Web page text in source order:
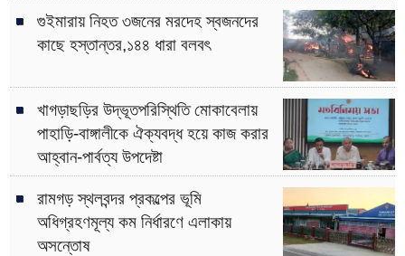
গুইমারায় নিহত ৩জনের মরদেহ স্বজনদের
কাছে হস্তান্তর,১৪৪ ধারা বলবৎ
খাগড়াছড়ির উদ্ভূতপরিস্থিতি মোকাবেলায়
পাহাড়ি-বাঙ্গালীকে ঐক্যবদ্ধ হয়ে কাজ করার
আহ্বান-পার্বত্য উপদেষ্টা
রামগড় স্থলবন্দর প্রকল্পের ভূমি
অধিগ্রহণমূল্য কম নির্ধারণে এলাকায়
অসন্তোষ